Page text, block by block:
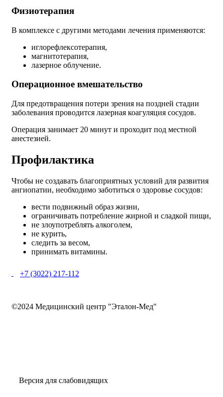
Физиотерапия
В комплексе с другими методами лечения применяются:
иглорефлексотерапия,
магнитотерапия,
лазерное облучение.
Операционное вмешательство
Для предотвращения потери зрения на поздней стадии
заболевания проводится лазерная коагуляция сосудов.
Операция занимает 20 минут и проходит под местной
анестезией.
Профилактика
Чтобы не создавать благоприятных условий для развития
ангиопатии, необходимо заботиться о здоровье сосудов:
вести подвижный образ жизни,
ограничивать потребление жирной и сладкой пищи,
не злоупотреблять алкоголем,
не курить,
следить за весом,
принимать витамины.
+7 (3022) 217-112
©2024 Медицинский центр "Эталон-Мед"
Версия для слабовидящих